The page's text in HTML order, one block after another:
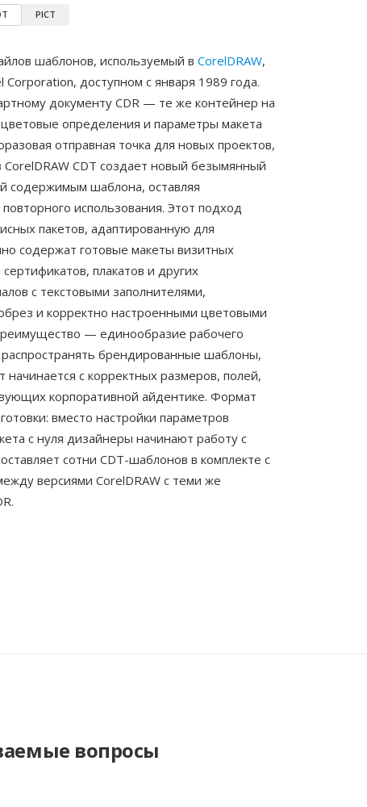
PICT
шаблонов, используемый в CorelDRAW,
доступном с января 1989 года.
документу CDR — те же контейнер на
определения и параметры макета
отправная точка для новых проектов,
CDT создает новый безымянный
содержимым шаблона, оставляя
использования. Этот подход
пакетов, адаптированную для
содержат готовые макеты визитных
плакатов и других
с текстовыми заполнителями,
и корректно настроенными цветовыми
— единообразие рабочего
брендированные шаблоны,
с корректных размеров, полей,
корпоративной айдентике. Формат
вместо настройки параметров
с нуля дизайнеры начинают работу с
сотни CDT-шаблонов в комплекте с
версиями CorelDRAW с теми же
вопросы